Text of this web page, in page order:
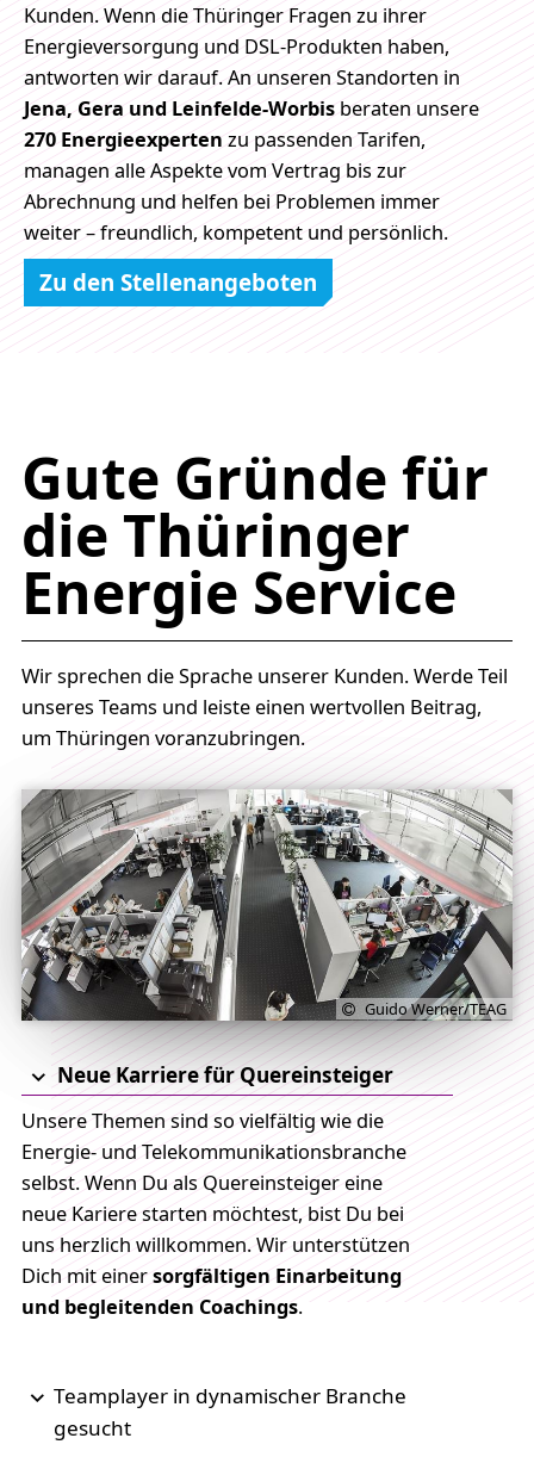
Kunden. Wenn die Thüringer Fragen zu ihrer
Energieversorgung und DSL-Produkten haben,
antworten wir darauf. An unseren Standorten in
Jena, Gera und Leinfelde-Worbisberaten unsere
270 Energieexpertenzu passenden Tarifen,
managen alle Aspekte vom Vertrag bis zur
Abrechnung und helfen bei Problemen immer
weiter – freundlich, kompetent und persönlich.
Zu den Stellenangeboten
Gute Gründe für
die Thüringer
Energie Service
Wir sprechen die Sprache unserer Kunden. Werde Teil
unseres Teams und leiste einen wertvollen Beitrag,
um Thüringen voranzubringen.
Neue Karriere für Quereinsteiger
Unsere Themen sind so vielfältig wie die
Energie- und Telekommunikationsbranche
selbst. Wenn Du als Quereinsteiger eine
neue Kariere starten möchtest, bist Du bei
uns herzlich willkommen. Wir unterstützen
Dich mit einersorgfältigen Einarbeitung
und begleitenden Coachings.
Teamplayer in dynamischer Branche
gesucht
Guido Werner/TEAG